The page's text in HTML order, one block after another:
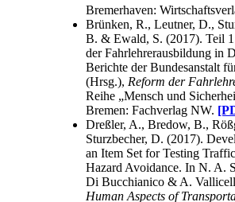
Bremerhaven:
Brünken, R., Leutner, D.,
B. & Ewald, S. (2017). Teil
der Fahrlehrerausbildung in
Berichte der Bundesanstalt
(Hrsg.), Reform der
Reihe „Mensch und
Bremen: Fachverlag NW.
Dreßler, A., Bredow, B.,
Sturzbecher, D. (2017).
an Item Set for Testing
Hazard Avoidance. In N. A.
Di Bucchianico & A.
Human Aspects of